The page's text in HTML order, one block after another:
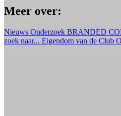
Meer over:
Nieuws Onderzoek BRANDED
zoek naar... Eigendom van de Club